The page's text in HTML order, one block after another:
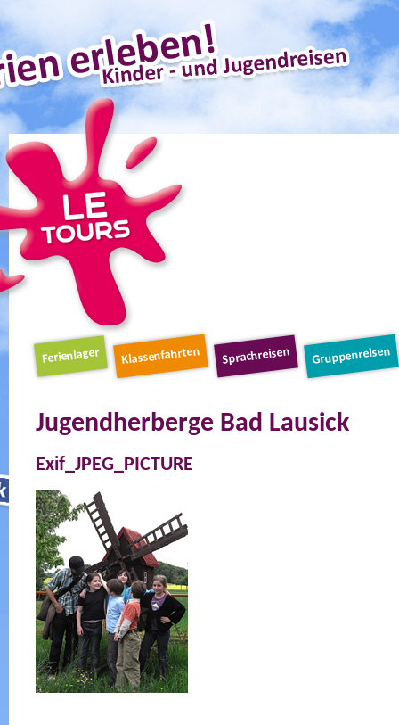
Schnellnavigation
Navigation
Ferienlager Klassenfahrten Sprachreisen Gruppenreisen
Jugendherberge Bad Lausick
Exif_JPEG_PICTURE